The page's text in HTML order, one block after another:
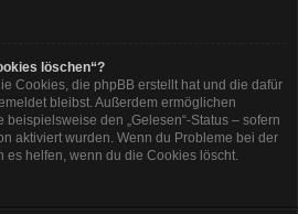
löschen“?
Cookies, die phpBB erstellt hat und die dafür
bleibst. Außerdem ermöglichen
den „Gelesen“-Status – sofern
aktiviert wurden. Wenn du Probleme bei der
es helfen, wenn du die Cookies löscht.